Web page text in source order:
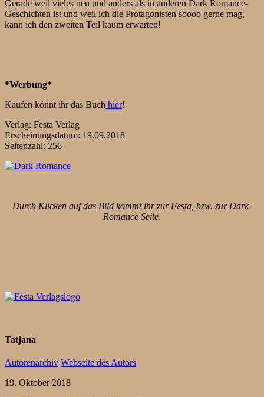
Gerade weil vieles neu und anders als in anderen Dark Romance-
Geschichten ist und weil ich die Protagonisten soooo gerne mag,
kann ich den zweiten Teil kaum erwarten!
*Werbung*
Kaufen könnt ihr das Buch hier!
Verlag: Festa Verlag
Erscheinungsdatum: 19.09.2018
Seitenzahl: 256
Durch Klicken auf das Bild kommt ihr zur Festa, bzw. zur Dark-
Romance Seite.
Tatjana
Autorenarchiv Webseite des Autors
19. Oktober 2018